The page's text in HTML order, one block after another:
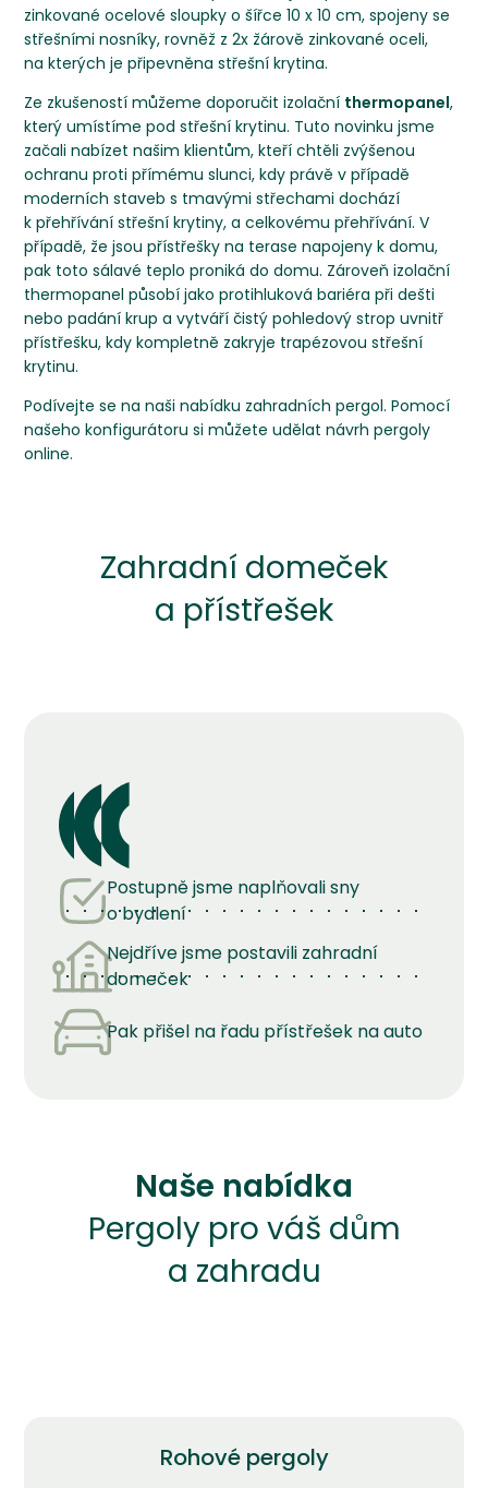
zinkované ocelové sloupky o šířce 10 x 10 cm, spojeny se
střešními nosníky, rovněž z 2x žárově zinkované oceli,
na kterých je připevněna střešní krytina.
Ze zkušeností můžeme doporučit izolační thermopanel,
který umístíme pod střešní krytinu. Tuto novinku jsme
začali nabízet našim klientům, kteří chtěli zvýšenou
ochranu proti přímému slunci, kdy právě v případě
moderních staveb s tmavými střechami dochází
k přehřívání střešní krytiny, a celkovému přehřívání. V
případě, že jsou přístřešky na terase napojeny k domu,
pak toto sálavé teplo proniká do domu. Zároveň izolační
thermopanel působí jako protihluková bariéra při dešti
nebo padání krup a vytváří čistý pohledový strop uvnitř
přístřešku, kdy kompletně zakryje trapézovou střešní
krytinu.
Podívejte se na naši nabídku zahradních pergol. Pomocí
našeho konfigurátoru si můžete udělat návrh pergoly
online.
Zahradní domeček
a přístřešek
Postupně jsme naplňovali sny
o bydlení
Nejdříve jsme postavili zahradní
domeček
Pak přišel na řadu přístřešek na auto
Naše nabídka
Pergoly pro váš dům
a zahradu
Rohové pergoly